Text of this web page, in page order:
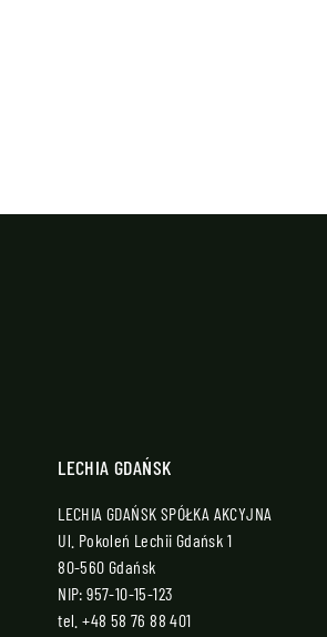
LECHIA GDAŃSK
LECHIA GDAŃSK SPÓŁKA AKCYJNA
Ul. Pokoleń Lechii Gdańsk 1
80-560 Gdańsk
NIP: 957-10-15-123
tel.+48 58 76 88 401